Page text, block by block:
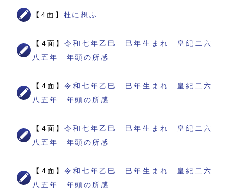
【4面】 杜に想ふ
【4面】令和七年乙巳 巳年生まれ 皇紀二六
八五年 年頭の所感
【4面】令和七年乙巳 巳年生まれ 皇紀二六
八五年 年頭の所感
【4面】令和七年乙巳 巳年生まれ 皇紀二六
八五年 年頭の所感
【4面】令和七年乙巳 巳年生まれ 皇紀二六
八五年 年頭の所感